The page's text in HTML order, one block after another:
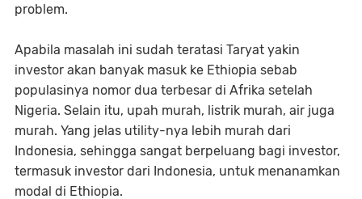
problem.
Apabila masalah ini sudah teratasi Taryat yakin
investor akan banyak masuk ke Ethiopia sebab
populasinya nomor dua terbesar di Afrika setelah
Nigeria. Selain itu, upah murah, listrik murah, air juga
murah. Yang jelas utility-nya lebih murah dari
Indonesia, sehingga sangat berpeluang bagi investor,
termasuk investor dari Indonesia, untuk menanamkan
modal di Ethiopia.